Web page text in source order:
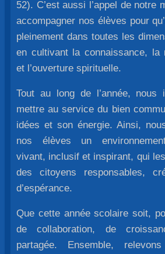
52). C’est aussi l’appel de notre
accompagner nos élèves pour
pleinement dans toutes les
en cultivant la connaissance, la
et l’ouverture spirituelle.
Tout au long de l’année, nous
mettre au service du bien
idées et son énergie. Ainsi,
nos élèves un environnement
vivant, inclusif et inspirant, qui
des citoyens responsables,
d’espérance.
Que cette année scolaire soit,
de collaboration, de
partagée. Ensemble,